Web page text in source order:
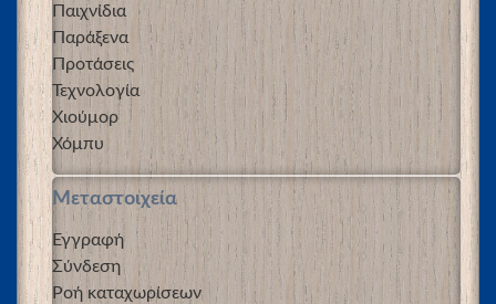
Παιχνίδια
Παράξενα
Προτάσεις
Τεχνολογία
Χιούμορ
Χόμπυ
Μεταστοιχεία
Εγγραφή
Σύνδεση
Ροή καταχωρίσεων